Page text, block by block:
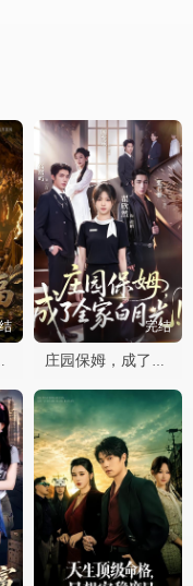
山挖宝藏
完结
庄园保姆，成了全家白月光